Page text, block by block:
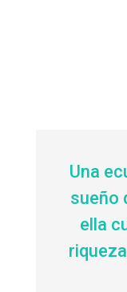
Una
sueño
ella